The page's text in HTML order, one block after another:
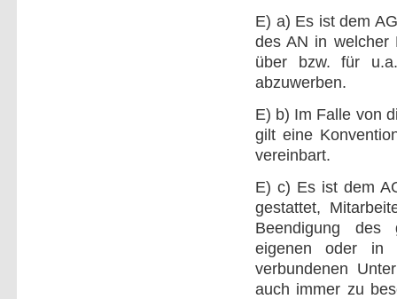
E) a) Es ist dem
des AN in welcher
über bzw. für
abzuwerben.
E) b) Im Falle von
gilt eine
vereinbart.
E) c) Es ist dem
gestattet,
Beendigung des
eigenen oder in
verbundenen
auch immer zu